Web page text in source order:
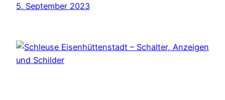
5. September 2023